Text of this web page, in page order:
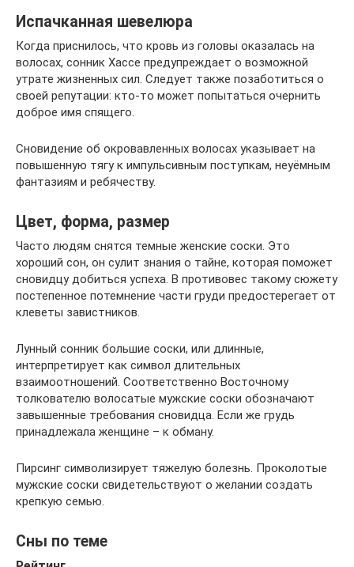
Испачканная шевелюра
Когда приснилось, что кровь из головы оказалась на
волосах, сонник Хассе предупреждает о возможной
утрате жизненных сил. Следует также позаботиться о
своей репутации: кто-то может попытаться очернить
доброе имя спящего.
Сновидение об окровавленных волосах указывает на
повышенную тягу к импульсивным поступкам, неуёмным
фантазиям и ребячеству.
Цвет, форма, размер
Часто людям снятся темные женские соски. Это
хороший сон, он сулит знания о тайне, которая поможет
сновидцу добиться успеха. В противовес такому сюжету
постепенное потемнение части груди предостерегает от
клеветы завистников.
Лунный сонник большие соски, или длинные,
интерпретирует как символ длительных
взаимоотношений. Соответственно Восточному
толкователю волосатые мужские соски обозначают
завышенные требования сновидца. Если же грудь
принадлежала женщине – к обману.
Пирсинг символизирует тяжелую болезнь. Проколотые
мужские соски свидетельствуют о желании создать
крепкую семью.
Сны по теме